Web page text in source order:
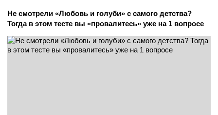
Не смотрели «Любовь и голуби» с самого детства?
Тогда в этом тесте вы «провалитесь» уже на 1 вопросе